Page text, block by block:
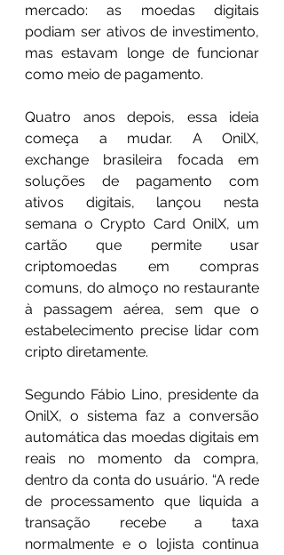
mercado: as moedas digitais
podiam ser ativos de investimento,
mas estavam longe de funcionar
como meio de pagamento.
Quatro anos depois, essa ideia
começa a mudar. A OnilX,
exchange brasileira focada em
soluções de pagamento com
ativos digitais, lançou nesta
semana o Crypto Card OnilX, um
cartão que permite usar
criptomoedas em compras
comuns, do almoço no restaurante
à passagem aérea, sem que o
estabelecimento precise lidar com
cripto diretamente.
Segundo Fábio Lino, presidente da
OnilX, o sistema faz a conversão
automática das moedas digitais em
reais no momento da compra,
dentro da conta do usuário. “A rede
de processamento que liquida a
transação recebe a taxa
normalmente e o lojista continua